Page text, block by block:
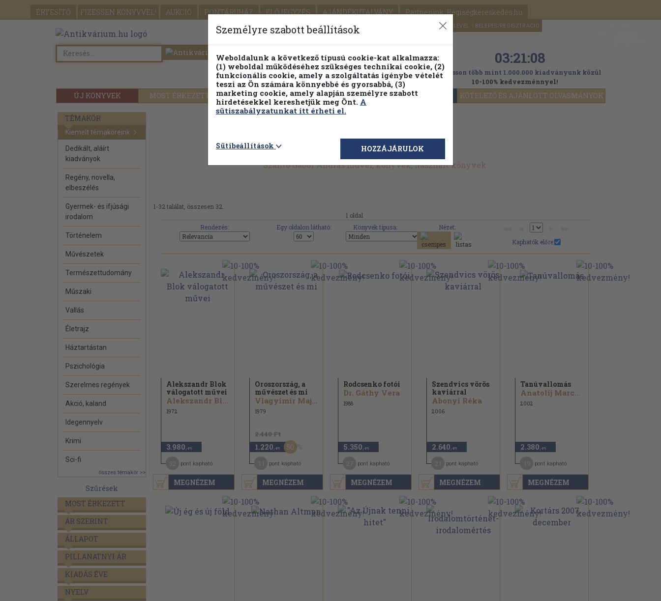
ÉRTESÍTŐ FIZESSEN KÖNYVVEL! AUKCIÓ PONTÁRUHÁZ ELŐJEGYZÉS AJÁNDÉKUTALVÁNY Partnerünk: Régiségkereskedés.hu
SEGÍTSÉG HÍRLEVÉL BELÉPÉS/REGISZTRÁCIÓ
ÚJ KÖNYVEK MOST ÉRKEZETT PILLANATNYI ÁRAINK FENNTARTHATÓ OLVASMÁNYOK KÖTELEZŐ ÉS AJÁNLOTT OLVASMÁNYOK
Részletes kereső Témaköri fa 03:21:08
Válogasson több mint 1.000.000 kiadványunk közül
10-100% kedvezménnyel!
TÉMAKÖR
Kiemelt témaköreink
Dedikált, aláírt
kiadványok
Regény, novella,
elbeszélés
Gyermek- és ifjúsági
irodalom
Történelem
Művészetek
Természettudomány
Műszaki
Vallás
Életrajz
Háztartástan
Pszichológia
Szerelmes regények
Akció, kaland
Idegennyelv
Krimi
Sci-fi
összes témakör >>
Szűrések
MOST ÉRKEZETT
ÁR SZERINT
ÁLLAPOT
PILLANATNYI ÁR
KIADÁS ÉVE
NYELV
Szántó Gábor András művei, könyvek, használt könyvek
1-32 találat, összesen 32.
1 oldal
Rendezés:
Egy oldalon látható: Könyvek típusa:
Nézet:
Kaphatók előre:
MEGNÉZEM
Alekszandr Blok
válogatott művei
Alekszandr Blok
1972
3.980 ,-Ft
pont kapható
MEGNÉZEM
Oroszország, a
művészet és mi
Vlagyimir Majakovszkij
1979
2.440 Ft
1.220 ,-Ft 50
pont kapható
MEGNÉZEM
Rodcsenko fotói
Dr. Gáthy Vera
1988
5.350 ,-Ft
pont kapható
MEGNÉZEM
Szendvics vörös
kaviárral
Abonyi Réka
2006
2.640 ,-Ft
pont kapható
MEGNÉZEM
Tanúvallomás
Anatolij Marcsenko
2002
2.380 ,-Ft
pont kapható
Személyre szabott beállítások
Weboldalunk a következő típusú cookie-kat alkalmazza:
(1) weboldal működéséhez szükséges technikai cookie, (2)
funkcionális cookie, amely a szolgáltatás igénybe vételét
teszi az Ön számára könnyebbé és gyorsabbá, (3)
marketing cookie, amely alapján személyre szabott
hirdetésekkel kereshetjük meg Önt. A
sütiszabályzatunkat itt érheti el.
Sütibeállítások HOZZÁJÁRULOK